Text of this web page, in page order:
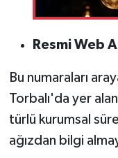
Resmi Web
Bu numaraları
Torbalı'da yer
türlü kurumsal
ağızdan bilgi